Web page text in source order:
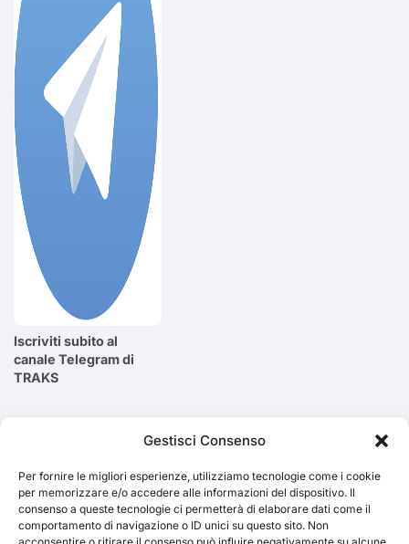
Gestisci Consenso
Per fornire le migliori esperienze, utilizziamo tecnologie come i cookie
per memorizzare e/o accedere alle informazioni del dispositivo. Il
consenso a queste tecnologie ci permetterà di elaborare dati come il
comportamento di navigazione o ID unici su questo sito. Non
Iscriviti subito al
canale Telegram di
TRAKS
Cerca